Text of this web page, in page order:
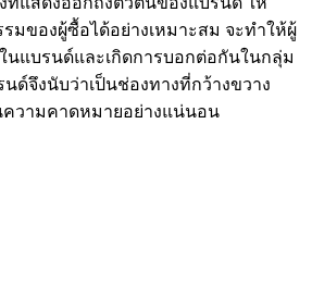
มของผู้ซื้อได้อย่างเหมาะสม จะทำให้ผู้
นแบรนด์และเกิดการบอกต่อกันในกลุ่ม
ด์จึงนับว่าเป็นช่องทางที่กว้างขวาง
วามคาดหมายอย่างแน่นอน